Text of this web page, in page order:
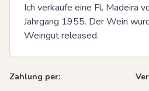
Ich verkaufe eine Fl. Madeira
Jahrgang 1955. Der Wein
Weingut released.
Zahlung per: